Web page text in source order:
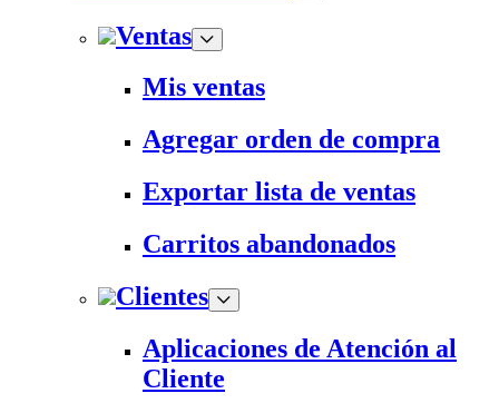
Ventas
Mis ventas
Agregar orden de compra
Exportar lista de ventas
Carritos abandonados
Clientes
Aplicaciones de Atención al
Cliente